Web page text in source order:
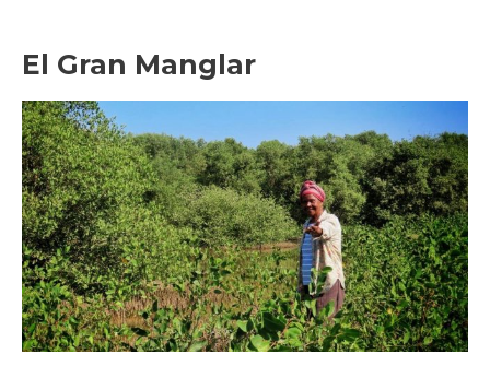
El Gran Manglar